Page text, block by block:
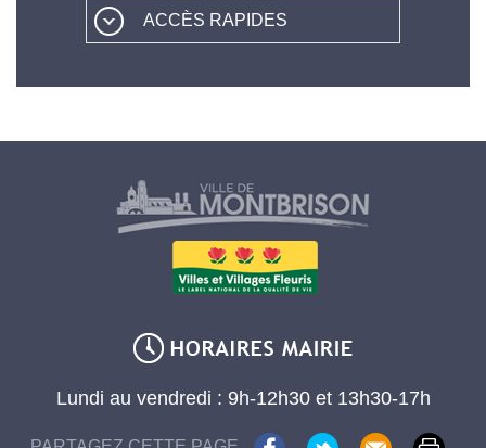
ACCÈS RAPIDES
Lundi au vendredi : 9h-12h30 et 13h30-17h